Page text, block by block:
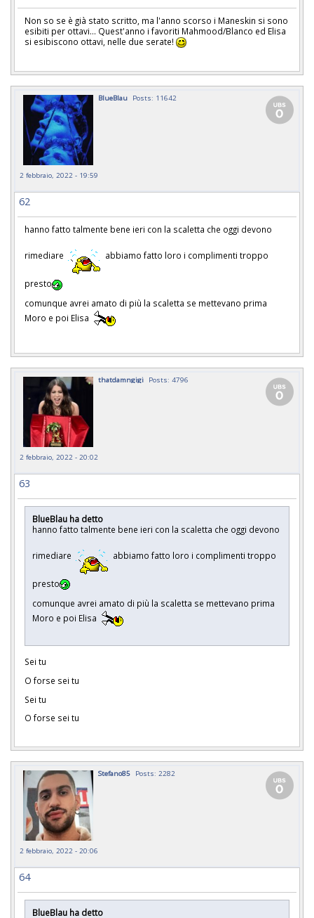
Non so se è già stato scritto, ma l'anno scorso i Maneskin si sono
esibiti per ottavi... Quest'anno i favoriti Mahmood/Blanco ed Elisa
si esibiscono ottavi, nelle due serate!
BlueBlau Posts: 11642
2 febbraio, 2022 - 19:59
62
hanno fatto talmente bene ieri con la scaletta che oggi devono
rimediare abbiamo fatto loro i complimenti troppo
presto
comunque avrei amato di più la scaletta se mettevano prima
Moro e poi Elisa
thatdamngigi Posts: 4796
2 febbraio, 2022 - 20:02
63
BlueBlau ha detto
hanno fatto talmente bene ieri con la scaletta che oggi devono
rimediare abbiamo fatto loro i complimenti troppo
presto
comunque avrei amato di più la scaletta se mettevano prima
Moro e poi Elisa
Sei tu
O forse sei tu
Sei tu
O forse sei tu
Stefano85 Posts: 2282
2 febbraio, 2022 - 20:06
64
BlueBlau ha detto